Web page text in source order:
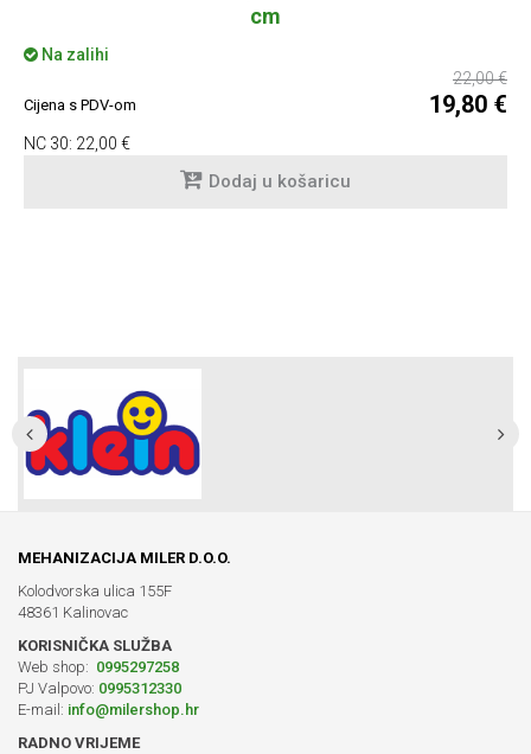
cm
Na zalihi
22,00 €
Cijena s PDV-om 19,80 €
NC 30: 22,00 €
Dodaj u košaricu
MEHANIZACIJA MILER D.O.O.
Kolodvorska ulica 155F
48361 Kalinovac
KORISNIČKA SLUŽBA
Web shop: 0995297258
PJ Valpovo: 0995312330
E-mail: info@milershop.hr
RADNO VRIJEME